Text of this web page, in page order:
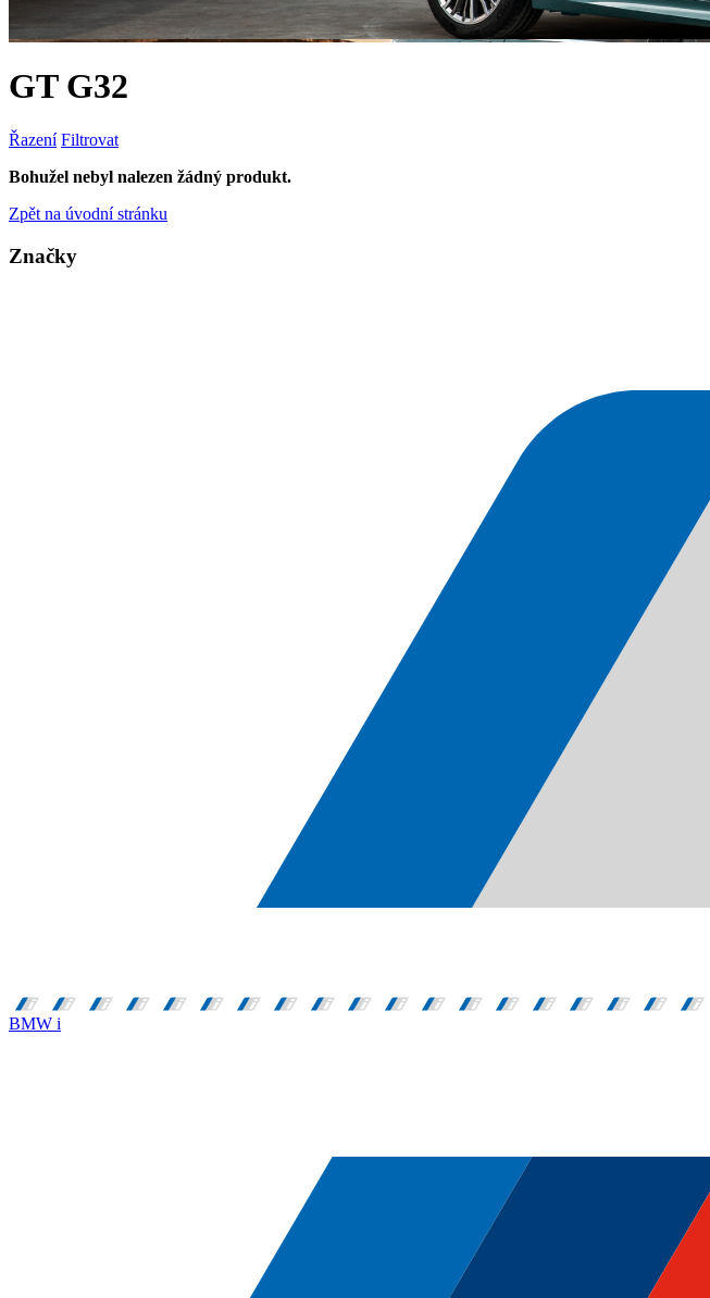
GT G32
Řazení Filtrovat
Bohužel nebyl nalezen žádný produkt.
Zpět na úvodní stránku
Značky
BMW i